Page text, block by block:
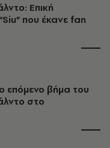
Επική
που έκανε fan
επόμενο βήμα του
στο